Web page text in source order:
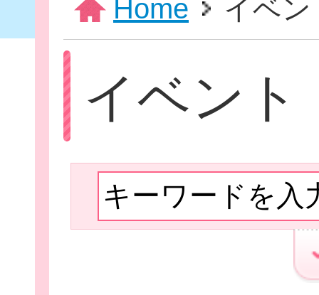
Let'sボランテ
子ども向けボ
Home イベ
イベント